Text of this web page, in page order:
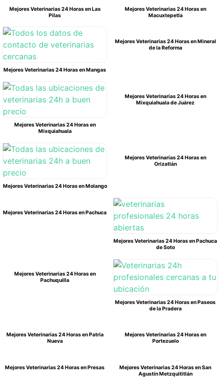
Mejores Veterinarias 24 Horas en Las
Pilas
Mejores Veterinarias 24 Horas en
Macuxtepetla
Mejores Veterinarias 24 Horas en Mangas
Mejores Veterinarias 24 Horas en Mineral
de la Reforma
Mejores Veterinarias 24 Horas en
Mixquiahuala
Mejores Veterinarias 24 Horas en
Mixquiahuala de Juárez
Mejores Veterinarias 24 Horas en Molango
Mejores Veterinarias 24 Horas en
Orizatlán
Mejores Veterinarias 24 Horas en Pachuca
Mejores Veterinarias 24 Horas en Pachuca
de Soto
Mejores Veterinarias 24 Horas en
Pachuquilla
Mejores Veterinarias 24 Horas en Paseos
de la Pradera
Mejores Veterinarias 24 Horas en Patria
Nueva
Mejores Veterinarias 24 Horas en
Portezuelo
Mejores Veterinarias 24 Horas en Presas
Mejores Veterinarias 24 Horas en San
Agustín Metzquititlán